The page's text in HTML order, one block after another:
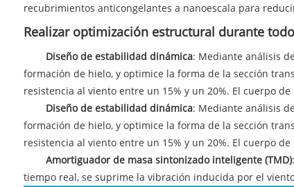
recubrimientos anticongelantes a nanoescala para
Realizar optimización estructural durante
Diseño de estabilidad dinámica: Mediante análisis
formación de hielo, y optimice la forma de la sección
resistencia al viento entre un 15% y un 20%. El cuerpo
Diseño de estabilidad dinámica: Mediante análisis
formación de hielo, y optimice la forma de la sección
resistencia al viento entre un 15% y un 20%. El cuerpo
Amortiguador de masa sintonizado inteligente (TMD)
tiempo real, se suprime la vibración inducida por el